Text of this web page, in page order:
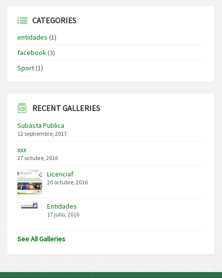
CATEGORIES
entidades (1)
facebook(3)
Sport(1)
RECENT GALLERIES
Subasta Publica
12 septiembre, 2017
xxx
27 octubre, 2016
Licenciaf
20 octubre, 2016
Entidades
17 julio, 2016
See All Galleries